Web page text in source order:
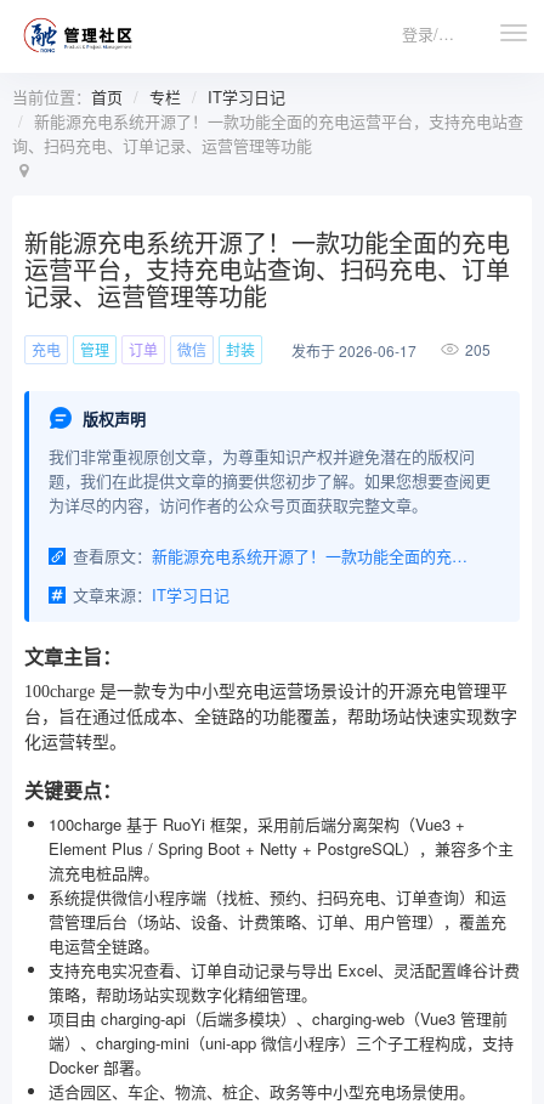
登录/注册
当前位置： 首页 专栏
IT学习日记
新能源充电系统开源了！一款功能全面的充电运营平台，支持充电站查
询、扫码充电、订单记录、运营管理等功能
新能源充电系统开源了！一款功能全面的充电
运营平台，支持充电站查询、扫码充电、订单
记录、运营管理等功能
充电 管理 订单 微信 封装 发布于 2026-06-17 205
版权声明
我们非常重视原创文章，为尊重知识产权并避免潜在的版权问
题，我们在此提供文章的摘要供您初步了解。如果您想要查阅更
为详尽的内容，访问作者的公众号页面获取完整文章。
查看原文：
新能源充电系统开源了！一款功能全面的充电运营平台，支持充电站查询、扫码充电、订单记录、运营管理等功能
文章来源： IT学习日记
文章主旨：
100charge 是一款专为中小型充电运营场景设计的开源充电管理平
台，旨在通过低成本、全链路的功能覆盖，帮助场站快速实现数字
化运营转型。
关键要点：
100charge 基于 RuoYi 框架，采用前后端分离架构（Vue3 +
Element Plus / Spring Boot + Netty + PostgreSQL），兼容多个主
流充电桩品牌。
系统提供微信小程序端（找桩、预约、扫码充电、订单查询）和运
营管理后台（场站、设备、计费策略、订单、用户管理），覆盖充
电运营全链路。
支持充电实况查看、订单自动记录与导出 Excel、灵活配置峰谷计费
策略，帮助场站实现数字化精细管理。
项目由 charging-api（后端多模块）、charging-web（Vue3 管理前
端）、charging-mini（uni-app 微信小程序）三个子工程构成，支持
Docker 部署。
适合园区、车企、物流、桩企、政务等中小型充电场景使用。